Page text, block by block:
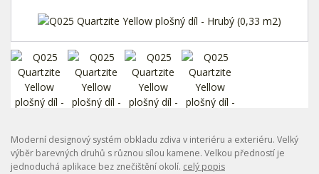
Moderní designový systém obkladu zdiva v interiéru a exteriéru. Velký
výběr barevných druhů s různou sílou kamene. Velkou předností je
jednoduchá aplikace bez znečištění okolí. celý popis